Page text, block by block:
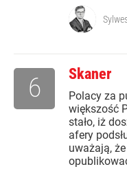
Skaner
Polacy za
większość
stało, iż
afery
uważają,
6